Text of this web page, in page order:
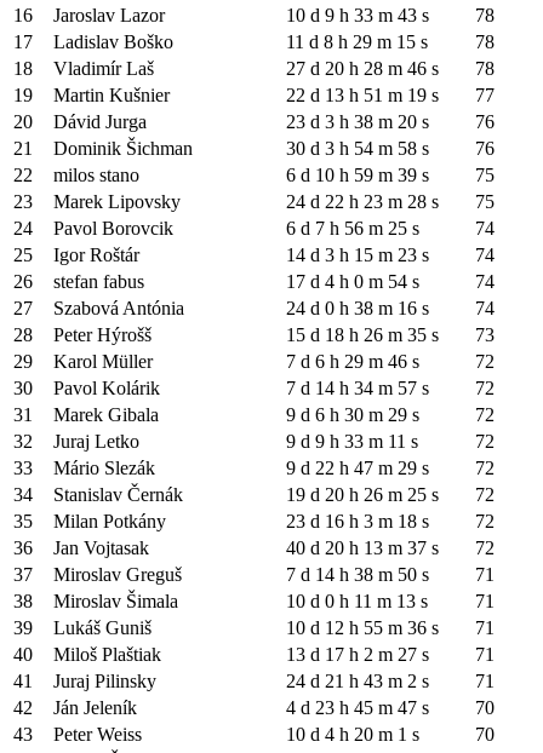
16
Jaroslav Lazor 10 d 9 h 33 m 43 s
78
17
Ladislav Boško 11 d 8 h 29 m 15 s
78
18
Vladimír Laš 27 d 20 h 28 m 46 s
78
19
Martin Kušnier 22 d 13 h 51 m 19 s
77
20
Dávid Jurga 23 d 3 h 38 m 20 s
76
21
Dominik Šichman 30 d 3 h 54 m 58 s
76
22
milos stano 6 d 10 h 59 m 39 s
75
23
Marek Lipovsky 24 d 22 h 23 m 28 s
75
24
Pavol Borovcik 6 d 7 h 56 m 25 s
74
25
Igor Roštár 14 d 3 h 15 m 23 s
74
26
stefan fabus 17 d 4 h 0 m 54 s
74
27
Szabová Antónia 24 d 0 h 38 m 16 s
74
28
Peter Hýrošš 15 d 18 h 26 m 35 s
73
29
Karol Müller 7 d 6 h 29 m 46 s
72
30
Pavol Kolárik 7 d 14 h 34 m 57 s
72
31
Marek Gibala 9 d 6 h 30 m 29 s
72
32
Juraj Letko 9 d 9 h 33 m 11 s
72
33
Mário Slezák 9 d 22 h 47 m 29 s
72
34
Stanislav Černák 19 d 20 h 26 m 25 s
72
35
Milan Potkány 23 d 16 h 3 m 18 s
72
36
Jan Vojtasak 40 d 20 h 13 m 37 s
72
37
Miroslav Greguš 7 d 14 h 38 m 50 s
71
38
Miroslav Šimala 10 d 0 h 11 m 13 s
71
39
Lukáš Guniš 10 d 12 h 55 m 36 s
71
40
Miloš Plaštiak 13 d 17 h 2 m 27 s
71
41
Juraj Pilinsky 24 d 21 h 43 m 2 s
71
42
Ján Jeleník 4 d 23 h 45 m 47 s
70
43
Peter Weiss 10 d 4 h 20 m 1 s
70